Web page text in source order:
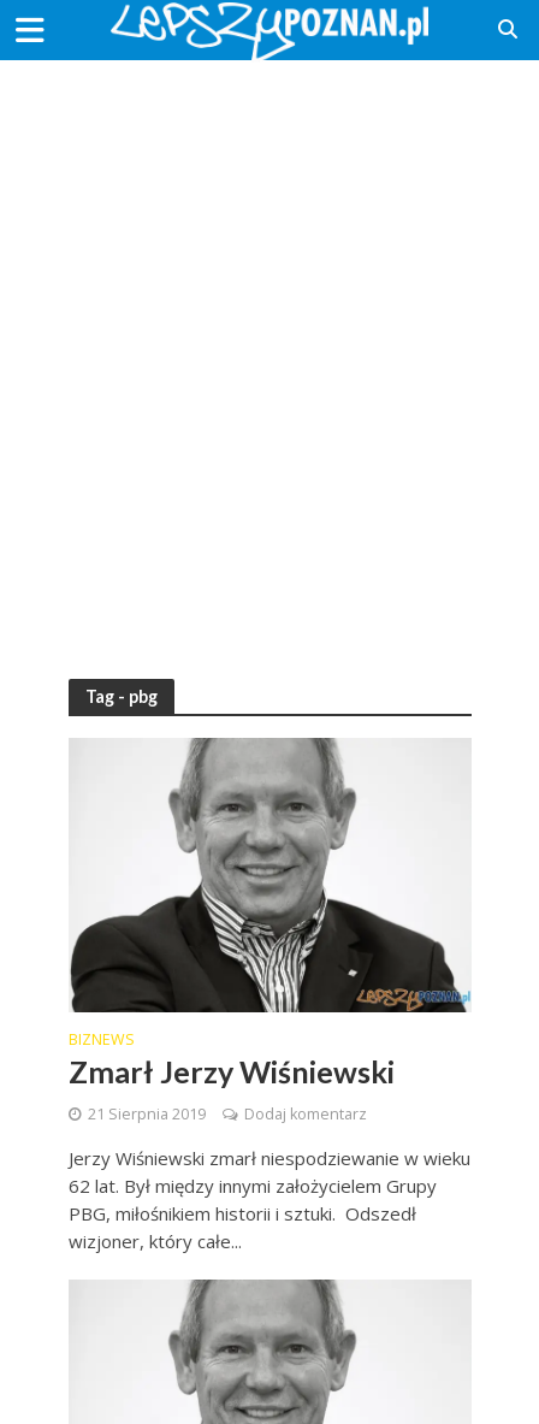
Tag - pbg
BIZNEWS
Zmarł Jerzy Wiśniewski
21 Sierpnia 2019 Dodaj komentarz
Jerzy Wiśniewski zmarł niespodziewanie w wieku
62 lat. Był między innymi założycielem Grupy
PBG, miłośnikiem historii i sztuki. Odszedł
wizjoner, który całe...